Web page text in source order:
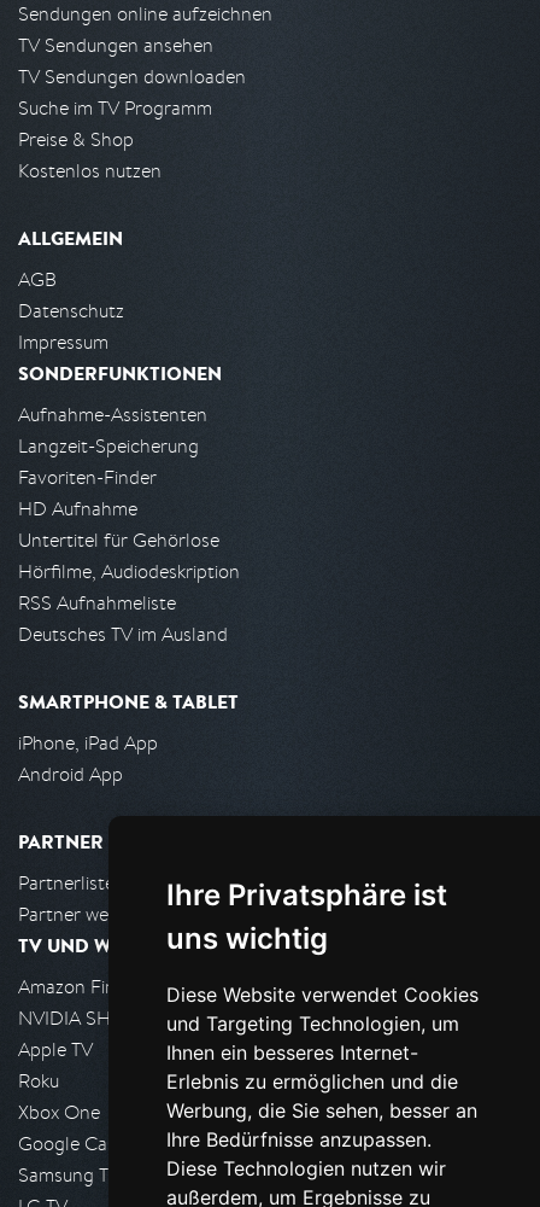
Ihre Privatsphäre ist
uns wichtig
Diese Website verwendet Cookies
und Targeting Technologien, um
Ihnen ein besseres Internet-
Erlebnis zu ermöglichen und die
Werbung, die Sie sehen, besser an
Ihre Bedürfnisse anzupassen.
Diese Technologien nutzen wir
außerdem, um Ergebnisse zu
Sendungen online aufzeichnen
TV Sendungen ansehen
TV Sendungen downloaden
Suche im TV Programm
Preise & Shop
Kostenlos nutzen
ALLGEMEIN
AGB
Datenschutz
Impressum
SONDERFUNKTIONEN
Aufnahme-Assistenten
Langzeit-Speicherung
Favoriten-Finder
HD Aufnahme
Untertitel für Gehörlose
Hörfilme, Audiodeskription
RSS Aufnahmeliste
Deutsches TV im Ausland
SMARTPHONE & TABLET
iPhone, iPad App
Android App
PARTNER
Partnerliste
Partner werden
TV UND WOHNZIMMER
Amazon FireTV
NVIDIA SHIELD, Google TV
Apple TV
Roku
Xbox One
Google Cast
Samsung TV